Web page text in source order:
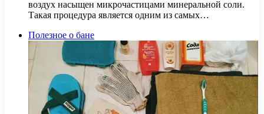
воздух насыщен микрочастицами минеральной соли.
Такая процедура является одним из самых…
Полезное о бане